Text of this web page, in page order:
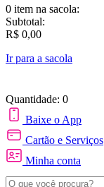
0 item na sacola:
Subtotal:
R$ 0,00
Ir para a sacola
Quantidade: 0
Baixe o App
Cartão e Serviços
Minha conta